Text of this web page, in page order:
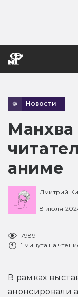
Новости
аниме
Дмитрий
8 июля
7989
1 минута на
В рамках
анонсировали